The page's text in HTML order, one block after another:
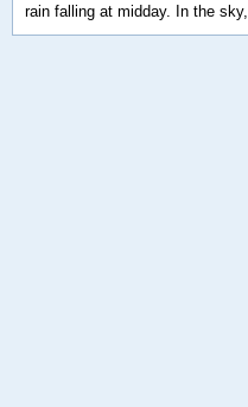
rain falling at midday. In the